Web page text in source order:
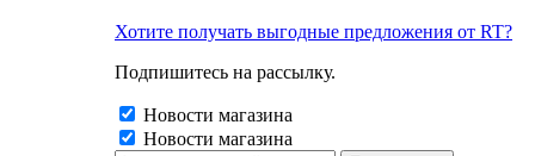
Хотите получать выгодные предложения от RT?
Подпишитесь на рассылку.
Новости магазина
Новости магазина